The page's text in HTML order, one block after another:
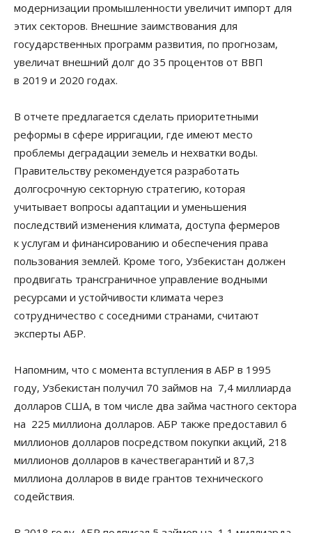
модернизации промышленности увеличит импорт для
этих секторов. Внешние заимствования для
государственных программ развития, по прогнозам,
увеличат внешний долг до 35 процентов от ВВП
в 2019 и 2020 годах.
В отчете предлагается сделать приоритетными
реформы в сфере ирригации, где имеют место
проблемы деградации земель и нехватки воды.
Правительству рекомендуется разработать
долгосрочную секторную стратегию, которая
учитывает вопросы адаптации и уменьшения
последствий изменения климата, доступа фермеров
к услугам и финансированию и обеспечения права
пользования землей. Кроме того, Узбекистан должен
продвигать трансграничное управление водными
ресурсами и устойчивости климата через
сотрудничество с соседними странами, считают
эксперты АБР.
Напомним, что с момента вступления в АБР в 1995
году, Узбекистан получил 70 займов на 7,4 миллиарда
долларов США, в том числе два займа частного сектора
на 225 миллиона долларов. АБР также предоставил 6
миллионов долларов посредством покупки акций, 218
миллионов долларов в качествегарантий и 87,3
миллиона долларов в виде грантов технического
содействия.